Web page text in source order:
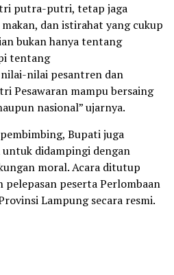
putra-putri, tetap jaga
dan istirahat yang cukup
bukan hanya tentang
tentang
nilai pesantren dan
Pesawaran mampu bersaing
nasional” ujarnya.
Bupati juga
didampingi dengan
moral. Acara ditutup
pelepasan peserta Perlombaan
Lampung secara resmi.